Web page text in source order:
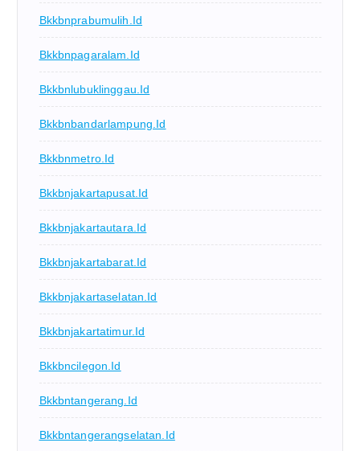
Bkkbnprabumulih.id
Bkkbnpagaralam.id
Bkkbnlubuklinggau.id
Bkkbnbandarlampung.id
Bkkbnmetro.id
Bkkbnjakartapusat.id
Bkkbnjakartautara.id
Bkkbnjakartabarat.id
Bkkbnjakartaselatan.id
Bkkbnjakartatimur.id
Bkkbncilegon.id
Bkkbntangerang.id
Bkkbntangerangselatan.id